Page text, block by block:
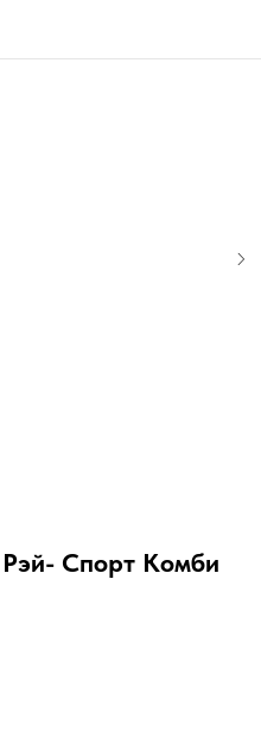
Спорт Комби